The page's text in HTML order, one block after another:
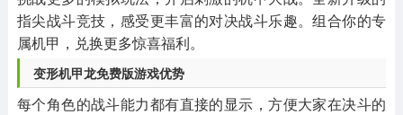
指尖战斗竞技，感受更丰富的对决战斗乐趣。组合你的专
属机甲，兑换更多惊喜福利。
变形机甲龙免费版游戏优势
每个角色的战斗能力都有直接的显示，方便大家在决斗的